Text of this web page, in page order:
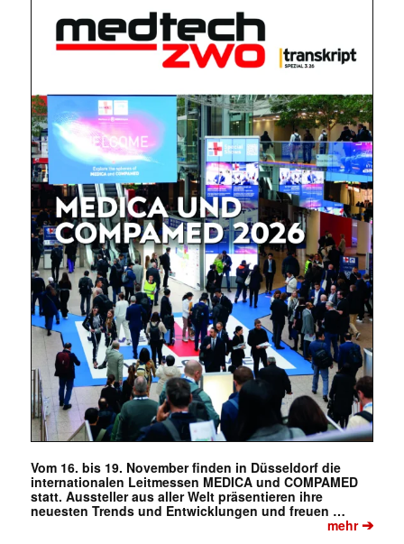
Vom 16. bis 19. November finden in Düsseldorf die
internationalen Leitmessen MEDICA und COMPAMED
statt. Aussteller aus aller Welt präsentieren ihre
neuesten Trends und Entwicklungen und freuen …
mehr➔